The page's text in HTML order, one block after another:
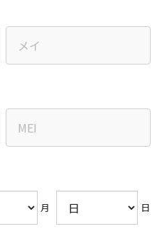
月 日